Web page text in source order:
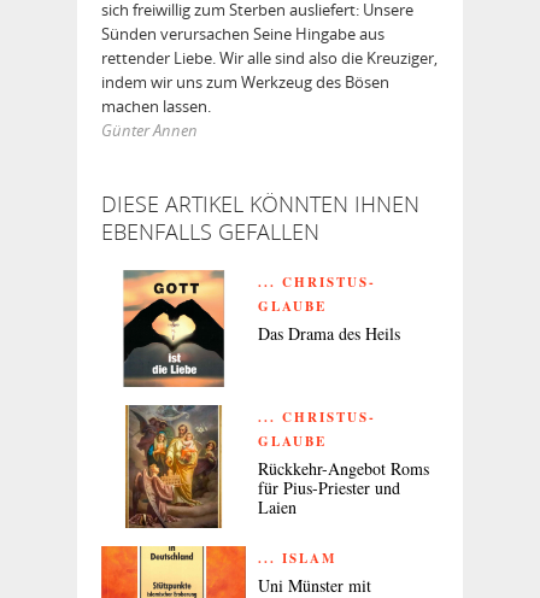
sich freiwillig zum Sterben ausliefert: Unsere
Sünden verursachen Seine Hingabe aus
rettender Liebe. Wir alle sind also die Kreuziger,
indem wir uns zum Werkzeug des Bösen
machen lassen.
Günter Annen
DIESE ARTIKEL KÖNNTEN IHNEN
EBENFALLS GEFALLEN
... CHRISTUS-
GLAUBE
Das Drama des Heils
... CHRISTUS-
GLAUBE
Rückkehr-Angebot Roms
für Pius-Priester und
Laien
... ISLAM
Uni Münster mit